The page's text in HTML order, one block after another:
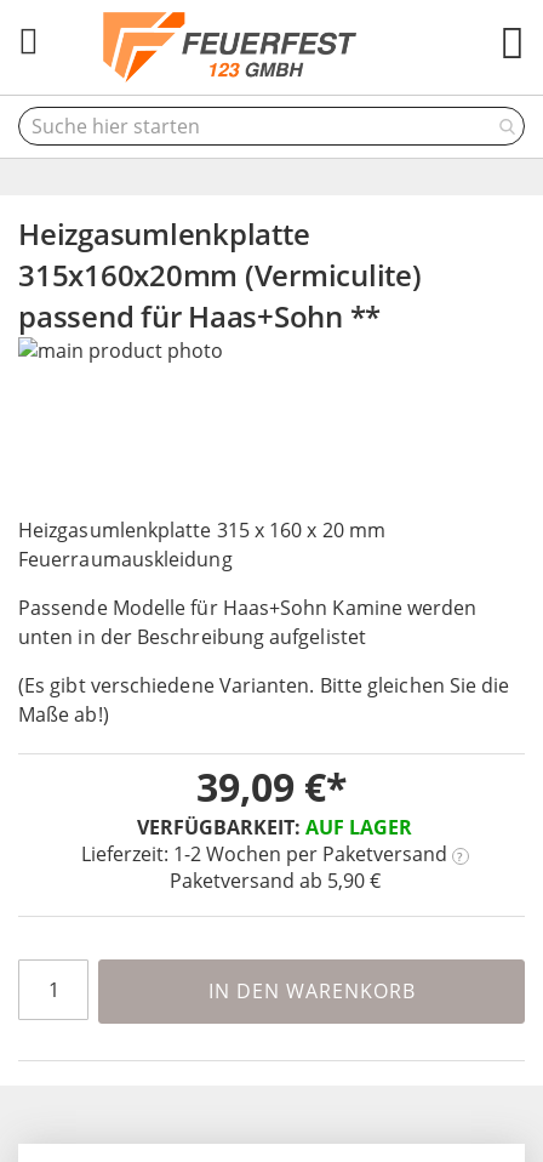
Heizgasumlenkplatte
315x160x20mm (Vermiculite)
passend für Haas+Sohn **
Heizgasumlenkplatte 315 x 160 x 20 mm
Feuerraumauskleidung
Passende Modelle für Haas+Sohn Kamine werden
unten in der Beschreibung aufgelistet
(Es gibt verschiedene Varianten. Bitte gleichen Sie die
Maße ab!)
VERFÜGBARKEIT: AUF LAGER
Lieferzeit: 1-2 Wochen per Paketversand ?
Paketversand ab 5,90 €
39,09 €
IN DEN WARENKORB
Skip
gallery
to
the
of
the
gallery